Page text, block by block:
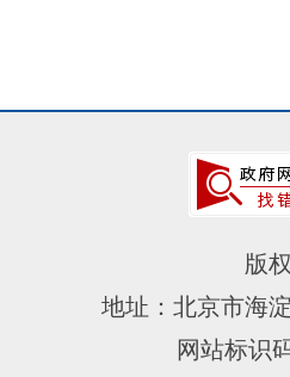
版
地址：北京市海
网站标识